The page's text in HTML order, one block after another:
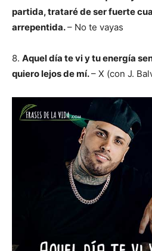
partida, trataré de ser fuerte
arrepentida.– No te vayas
8. Aquel día te vi y tu energía
quiero lejos de mí.– X (con J.